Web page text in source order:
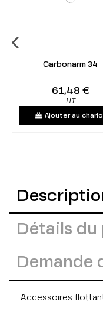
Carbonarm 34
61,48 €
HT
Ajouter au
Détails
Demande
Accessoires